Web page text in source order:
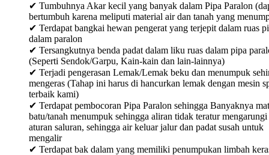
✔ Tumbuhnya Akar kecil yang banyak dalam Pipa Paralon
bertumbuh karena meliputi material air dan tanah yang
✔ Terdapat bangkai hewan pengerat yang terjepit dalam ruas
dalam paralon
✔ Tersangkutnya benda padat dalam liku ruas dalam pipa
(Seperti Sendok/Garpu, Kain-kain dan lain-lainnya)
✔ Terjadi pengerasan Lemak/Lemak beku dan menumpuk
mengeras (Tahap ini harus di hancurkan lemak dengan mesin
terbaik kami)
✔ Terdapat pembocoran Pipa Paralon sehingga Banyaknya
batu/tanah menumpuk sehingga aliran tidak teratur mengarungi
aturan saluran, sehingga air keluar jalur dan padat susah untuk
mengalir
✔ Terdapat bak dalam yang memiliki penumpukan limbah